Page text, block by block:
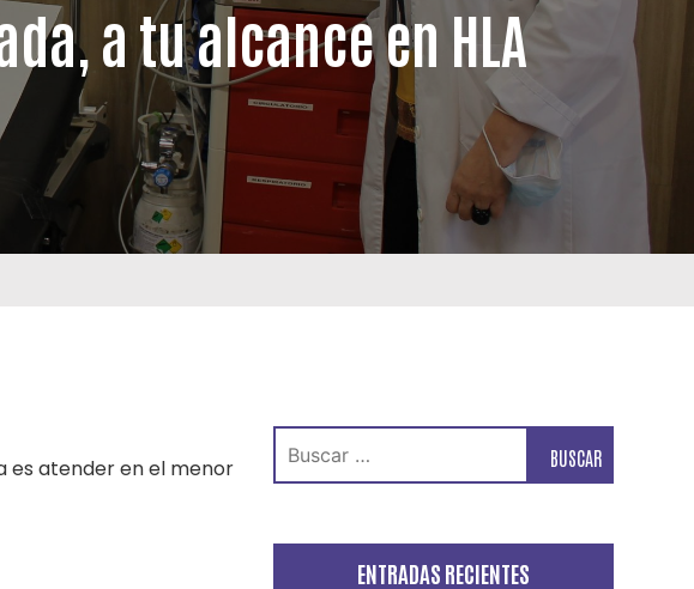
a tu alcance en HLA
es atender en el menor
ENTRADAS RECIENTES